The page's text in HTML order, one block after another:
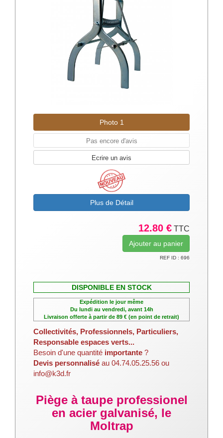
Photo 1
Pas encore d'avis
Ecrire un avis
Plus de Détail
12.80 € TTC
REF ID : 696
DISPONIBLE EN STOCK
Expédition le jour même
Du lundi au vendredi, avant 14h
Livraison offerte à partir de 89 € (en point de retrait)
Collectivités, Professionnels, Particuliers,
Responsable espaces verts...
Besoin d'une quantité importante ?
Devis personnalisé au 04.74.05.25.56 ou
info@k3d.fr
Piège à taupe professionel
en acier galvanisé, le
Moltrap